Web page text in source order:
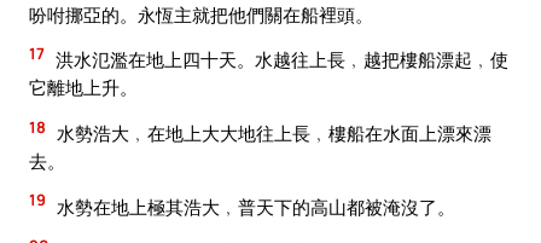
吩咐挪亞的。永恆主就把他們關在船裡頭。
17 洪水氾濫在地上四十天。水越往上長﹐越把樓船漂起﹐使
它離地上升。
18 水勢浩大﹐在地上大大地往上長﹐樓船在水面上漂來漂
去。
19 水勢在地上極其浩大﹐普天下的高山都被淹沒了。